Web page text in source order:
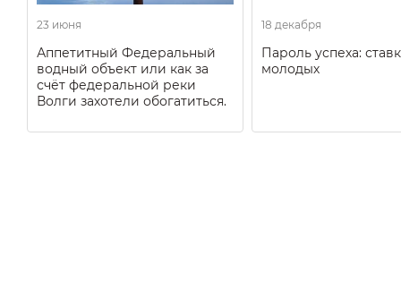
23 июня
Аппетитный Федеральный
водный объект или как за
счёт федеральной реки
Волги захотели обогатиться.
18 декабря
Пароль успеха:
молодых